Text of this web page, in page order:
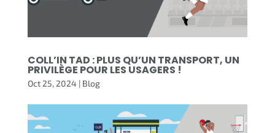
COLL’IN TAD : PLUS QU’UN TRANSPORT, UN
PRIVILÈGE POUR LES USAGERS !
Oct 25, 2024 Blog